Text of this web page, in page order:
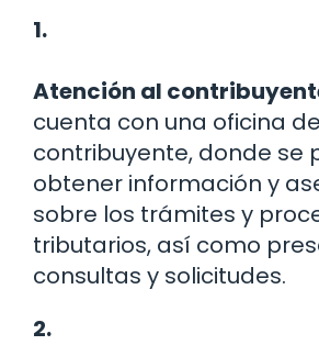
1.
Atención al
cuenta con una oficina
contribuyente, donde se
obtener información y
sobre los trámites y
tributarios, así como
consultas y solicitudes.
2.